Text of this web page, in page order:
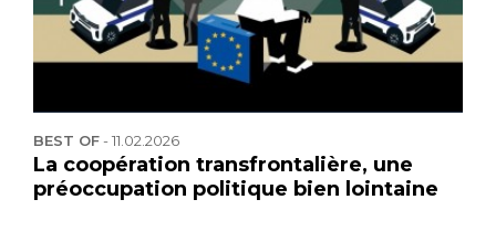
BEST OF-11.02.2026
La coopération transfrontalière, une
préoccupation politique bien lointaine